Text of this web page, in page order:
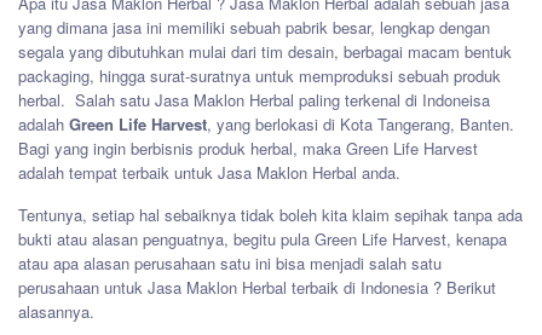
yang dimana jasa ini memiliki sebuah pabrik besar, lengkap dengan
segala yang dibutuhkan mulai dari tim desain, berbagai macam bentuk
packaging, hingga surat-suratnya untuk memproduksi sebuah produk
herbal. Salah satu Jasa Maklon Herbal paling terkenal di Indoneisa
adalah Green Life Harvest, yang berlokasi di Kota Tangerang, Banten.
Bagi yang ingin berbisnis produk herbal, maka Green Life Harvest
adalah tempat terbaik untuk Jasa Maklon Herbal anda.
Tentunya, setiap hal sebaiknya tidak boleh kita klaim sepihak tanpa ada
bukti atau alasan penguatnya, begitu pula Green Life Harvest, kenapa
atau apa alasan perusahaan satu ini bisa menjadi salah satu
perusahaan untuk Jasa Maklon Herbal terbaik di Indonesia ? Berikut
alasannya.